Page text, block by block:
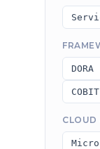
COBIT
CLOUD